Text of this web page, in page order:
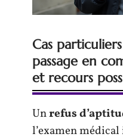
Cas
passage en
et recours
Unrefus
l’examen